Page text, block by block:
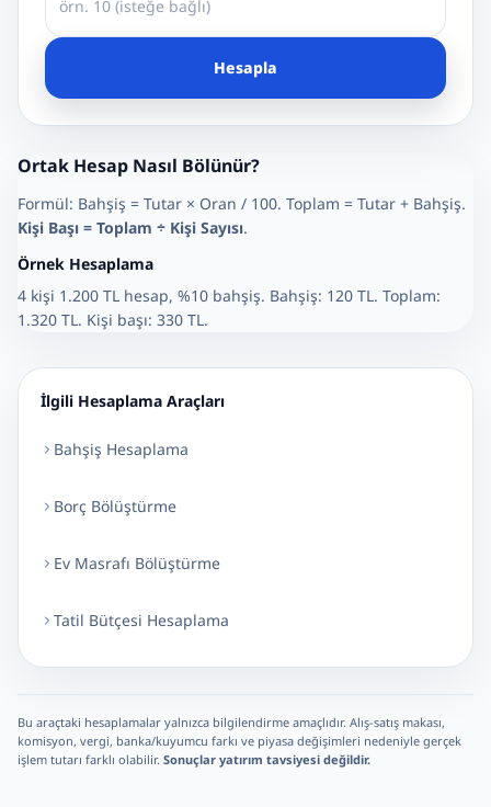
Hesapla
Ortak Hesap Nasıl Bölünür?
Formül: Bahşiş = Tutar × Oran / 100. Toplam = Tutar + Bahşiş.
Kişi Başı = Toplam ÷ Kişi Sayısı.
Örnek Hesaplama
4 kişi 1.200 TL hesap, %10 bahşiş. Bahşiş: 120 TL. Toplam:
1.320 TL. Kişi başı: 330 TL.
İlgili Hesaplama Araçları
Bahşiş Hesaplama
Borç Bölüştürme
Ev Masrafı Bölüştürme
Tatil Bütçesi Hesaplama
Bu araçtaki hesaplamalar yalnızca bilgilendirme amaçlıdır. Alış-satış makası,
komisyon, vergi, banka/kuyumcu farkı ve piyasa değişimleri nedeniyle gerçek
işlem tutarı farklı olabilir. Sonuçlar yatırım tavsiyesi değildir.